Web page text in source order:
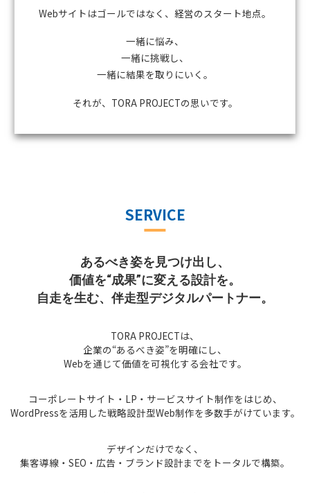
Webサイトはゴールではなく、経営のスタート地点。
一緒に悩み、
一緒に挑戦し、
一緒に結果を取りにいく。
それが、TORA PROJECTの思いです。
SERVICE
あるべき姿を見つけ出し、
価値を“成果”に変える設計を。
自走を生む、伴走型デジタルパートナー。
TORA PROJECTは、
企業の“あるべき姿”を明確にし、
Webを通じて価値を可視化する会社です。
コーポレートサイト・LP・サービスサイト制作をはじめ、
WordPressを活用した戦略設計型Web制作を多数手がけています。
デザインだけでなく、
集客導線・SEO・広告・ブランド設計までをトータルで構築。